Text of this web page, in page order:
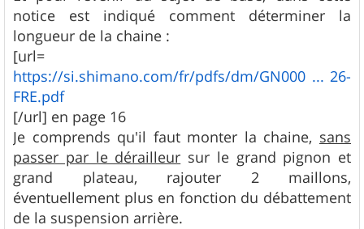
notice est indiqué comment déterminer la
longueur de la chaine :
[url=
https://si.shimano.com/fr/pdfs/dm/GN000 ... 26-
FRE.pdf
[/url] en page 16
Je comprends qu'il faut monter la chaine, sans
passer par le dérailleur sur le grand pignon et
grand plateau, rajouter 2 maillons,
éventuellement plus en fonction du débattement
de la suspension arrière.